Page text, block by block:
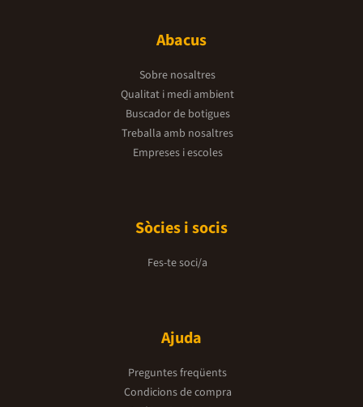
Abacus
Sobre nosaltres
Qualitat i medi ambient
Buscador de botigues
Treballa amb nosaltres
Empreses i escoles
Sòcies i socis
Fes-te soci/a
Ajuda
Preguntes freqüents
Condicions de compra